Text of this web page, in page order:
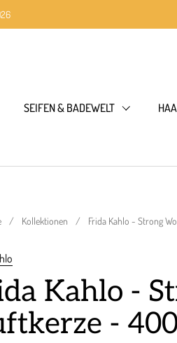
SEIFEN & BADEWELT
/ Kollektionen / Frida Kahlo - Strong
Kahlo -
-